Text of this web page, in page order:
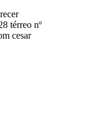
térreo nº
cesar